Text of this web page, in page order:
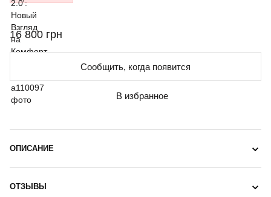
16 800 грн
Сообщить, когда появится
В избранное
ОПИСАНИЕ
ОТЗЫВЫ